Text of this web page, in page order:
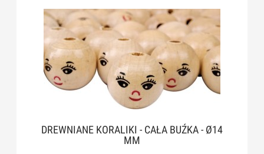
DREWNIANE KORALIKI - CAŁA BUŹKA - Ø14
MM